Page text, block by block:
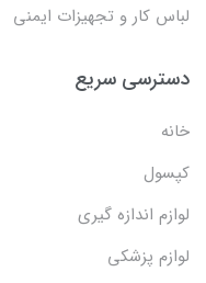
لباس کار و تجهیزات ایمنی
دسترسی سریع
خانه
کپسول
لوازم اندازه گیری
لوازم پزشکی